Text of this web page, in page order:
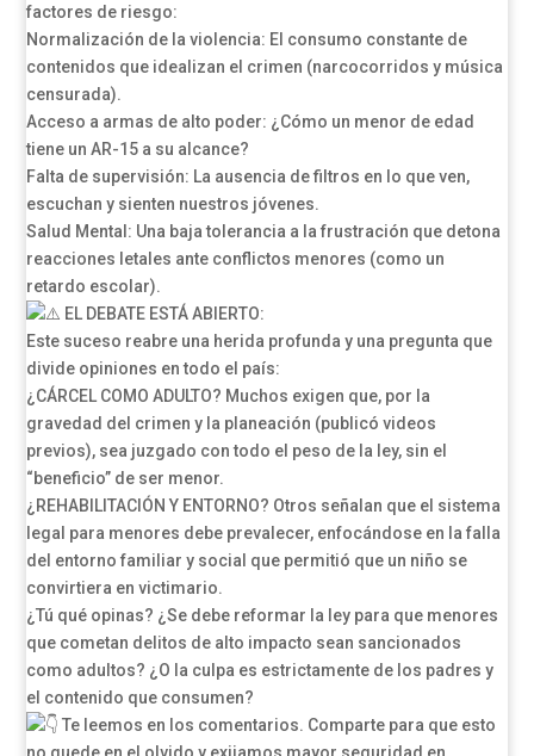
factores de riesgo:
Normalización de la violencia: El consumo constante de
contenidos que idealizan el crimen (narcocorridos y música
censurada).
Acceso a armas de alto poder: ¿Cómo un menor de edad
tiene un AR-15 a su alcance?
Falta de supervisión: La ausencia de filtros en lo que ven,
escuchan y sienten nuestros jóvenes.
Salud Mental: Una baja tolerancia a la frustración que detona
reacciones letales ante conflictos menores (como un
retardo escolar).
EL DEBATE ESTÁ ABIERTO:
Este suceso reabre una herida profunda y una pregunta que
divide opiniones en todo el país:
¿CÁRCEL COMO ADULTO? Muchos exigen que, por la
gravedad del crimen y la planeación (publicó videos
previos), sea juzgado con todo el peso de la ley, sin el
“beneficio” de ser menor.
¿REHABILITACIÓN Y ENTORNO? Otros señalan que el sistema
legal para menores debe prevalecer, enfocándose en la falla
del entorno familiar y social que permitió que un niño se
convirtiera en victimario.
¿Tú qué opinas? ¿Se debe reformar la ley para que menores
que cometan delitos de alto impacto sean sancionados
como adultos? ¿O la culpa es estrictamente de los padres y
el contenido que consumen?
Te leemos en los comentarios. Comparte para que esto
no quede en el olvido y exijamos mayor seguridad en